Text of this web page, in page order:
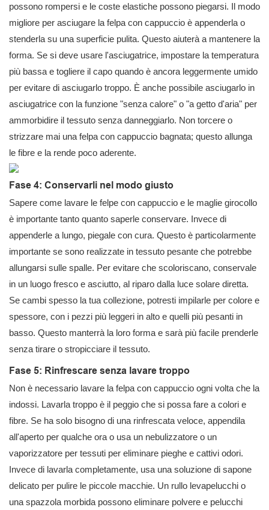
possono rompersi e le coste elastiche possono piegarsi. Il modo
migliore per asciugare la felpa con cappuccio è appenderla o
stenderla su una superficie pulita. Questo aiuterà a mantenere la
forma. Se si deve usare l'asciugatrice, impostare la temperatura
più bassa e togliere il capo quando è ancora leggermente umido
per evitare di asciugarlo troppo. È anche possibile asciugarlo in
asciugatrice con la funzione "senza calore" o "a getto d'aria" per
ammorbidire il tessuto senza danneggiarlo. Non torcere o
strizzare mai una felpa con cappuccio bagnata; questo allunga
le fibre e la rende poco aderente.
Fase 4: Conservarli nel modo giusto
Sapere come lavare le felpe con cappuccio e le maglie girocollo
è importante tanto quanto saperle conservare. Invece di
appenderle a lungo, piegale con cura. Questo è particolarmente
importante se sono realizzate in tessuto pesante che potrebbe
allungarsi sulle spalle. Per evitare che scoloriscano, conservale
in un luogo fresco e asciutto, al riparo dalla luce solare diretta.
Se cambi spesso la tua collezione, potresti impilarle per colore e
spessore, con i pezzi più leggeri in alto e quelli più pesanti in
basso. Questo manterrà la loro forma e sarà più facile prenderle
senza tirare o stropicciare il tessuto.
Fase 5: Rinfrescare senza lavare troppo
Non è necessario lavare la felpa con cappuccio ogni volta che la
indossi. Lavarla troppo è il peggio che si possa fare a colori e
fibre. Se ha solo bisogno di una rinfrescata veloce, appendila
all'aperto per qualche ora o usa un nebulizzatore o un
vaporizzatore per tessuti per eliminare pieghe e cattivi odori.
Invece di lavarla completamente, usa una soluzione di sapone
delicato per pulire le piccole macchie. Un rullo levapelucchi o
una spazzola morbida possono eliminare polvere e pelucchi